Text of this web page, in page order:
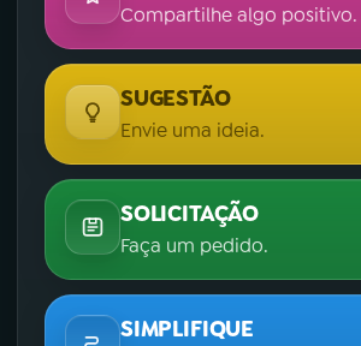
Compartilhe algo positivo.
SUGESTÃO
Envie uma ideia.
SOLICITAÇÃO
Faça um pedido.
SIMPLIFIQUE